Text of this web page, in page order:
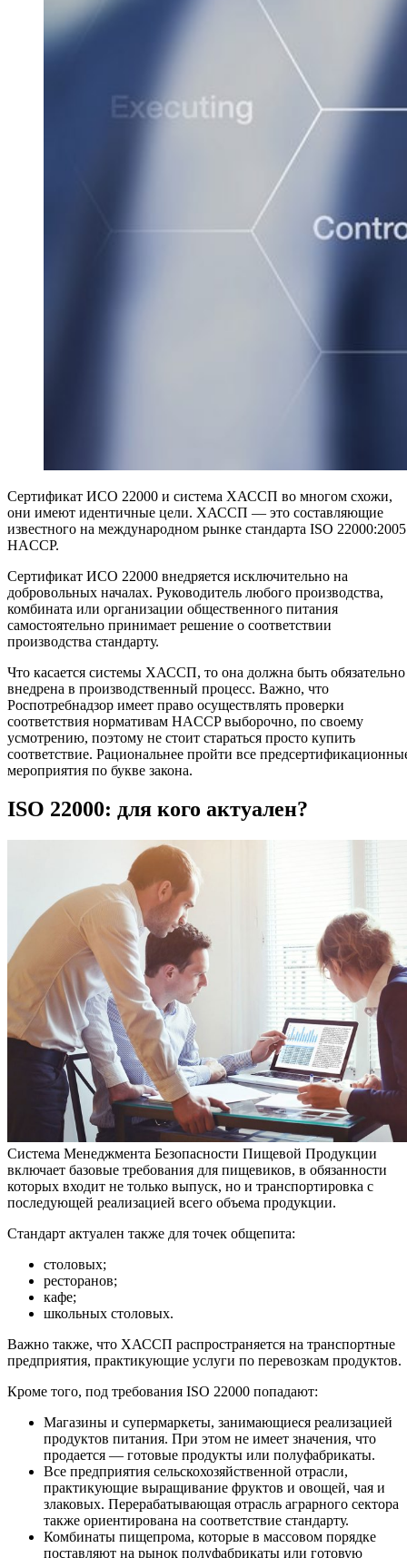
Сертификат ИСО 22000 и система ХАССП во многом схожи,
они имеют идентичные цели. ХАССП — это составляющие
известного на международном рынке стандарта ISO 22000:2005
HACCP.
Сертификат ИСО 22000 внедряется исключительно на
добровольных началах. Руководитель любого производства,
комбината или организации общественного питания
самостоятельно принимает решение о соответствии
производства стандарту.
Что касается системы ХАССП, то она должна быть обязательно
внедрена в производственный процесс. Важно, что
Роспотребнадзор имеет право осуществлять проверки
соответствия нормативам HACCP выборочно, по своему
усмотрению, поэтому не стоит стараться просто купить
соответствие. Рациональнее пройти все
мероприятия по букве закона.
ISO 22000: для кого актуален?
Система Менеджмента Безопасности Пищевой Продукции
включает базовые требования для пищевиков, в обязанности
которых входит не только выпуск, но и транспортировка с
последующей реализацией всего объема продукции.
Стандарт актуален также для точек общепита:
столовых;
ресторанов;
кафе;
школьных столовых.
Важно также, что ХАССП распространяется на транспортные
предприятия, практикующие услуги по перевозкам продуктов.
Кроме того, под требования ISO 22000 попадают:
Магазины и супермаркеты, занимающиеся реализацией
продуктов питания. При этом не имеет значения, что
продается — готовые продукты или полуфабрикаты.
Все предприятия сельскохозяйственной отрасли,
практикующие выращивание фруктов и овощей, чая и
злаковых. Перерабатывающая отрасль аграрного сектора
также ориентирована на соответствие стандарту.
Комбинаты пищепрома, которые в массовом порядке
поставляют на рынок полуфабрикаты или готовую